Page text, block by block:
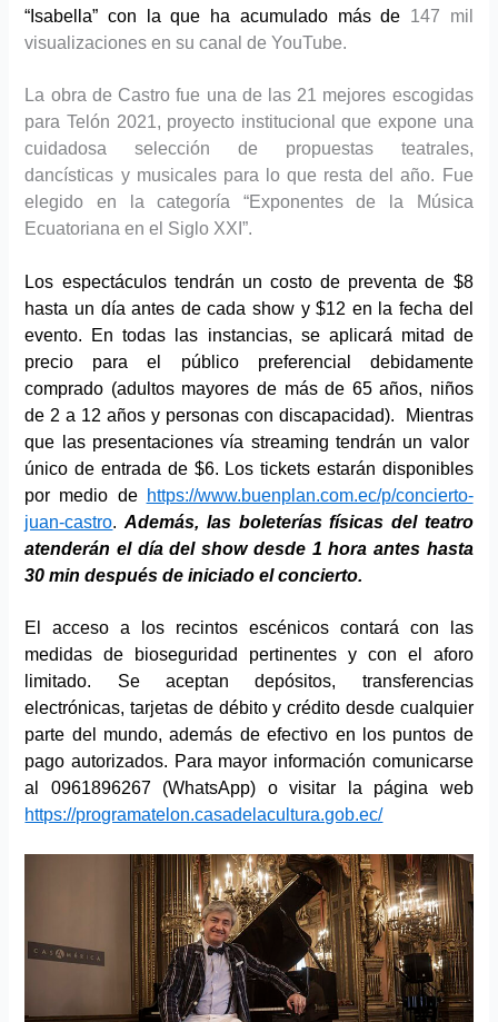
“Isabella” con la que ha acumulado más de 147 mil
visualizaciones en su canal de YouTube.
La obra de Castro fue una de las 21 mejores escogidas
para Telón 2021, proyecto institucional que expone una
cuidadosa selección de propuestas teatrales,
dancísticas y musicales para lo que resta del año. Fue
elegido en la categoría “Exponentes de la Música
Ecuatoriana en el Siglo XXI”.
Los espectáculos tendrán un costo de preventa de $8
hasta un día antes de cada show y $12 en la fecha del
evento. En todas las instancias, se aplicará mitad de
precio para el público preferencial debidamente
comprado (adultos mayores de más de 65 años, niños
de 2 a 12 años y personas con discapacidad). Mientras
que las presentaciones vía streaming tendrán un valor
único de entrada de $6. Los tickets estarán disponibles
por medio de https://www.buenplan.com.ec/p/concierto-
juan-castro.Además, las boleterías físicas del teatro
atenderán el día del show desde 1 hora antes hasta
30 min después de iniciado el concierto.
El acceso a los recintos escénicos contará con las
medidas de bioseguridad pertinentes y con el aforo
limitado. Se aceptan depósitos, transferencias
electrónicas, tarjetas de débito y crédito desde cualquier
parte del mundo, además de efectivo en los puntos de
pago autorizados. Para mayor información comunicarse
al 0961896267 (WhatsApp) o visitar la página web
https://programatelon.casadelacultura.gob.ec/